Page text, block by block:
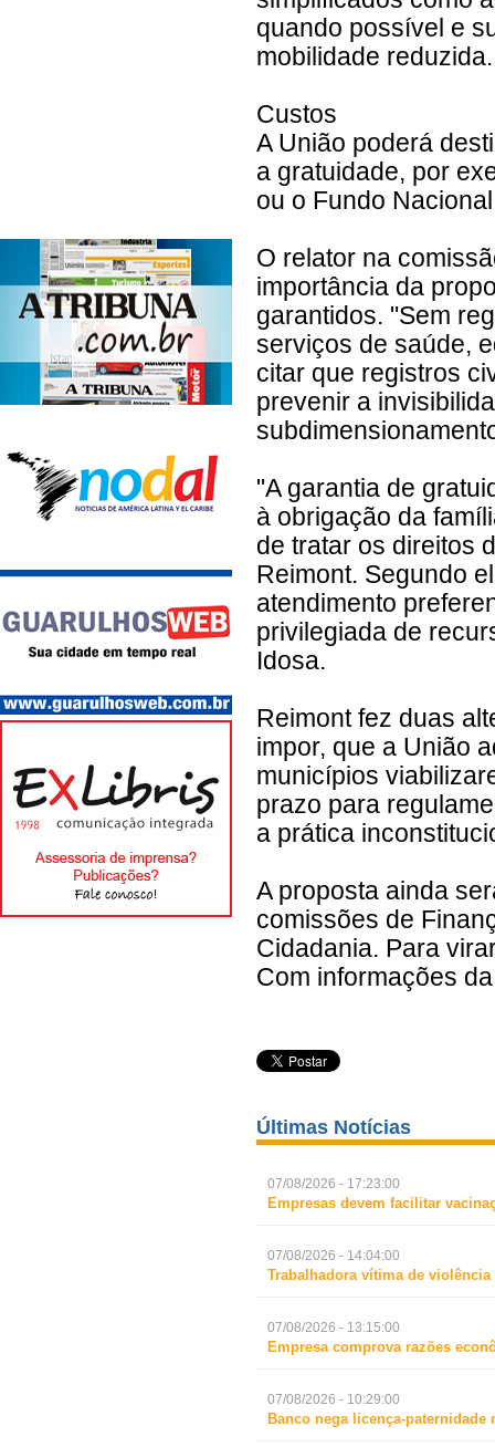
quando possível e
mobilidade reduzida.
Custos
A União poderá
a gratuidade, por
ou o Fundo
O relator na
importância da
garantidos. "Sem
serviços de saúde,
citar que registros
prevenir a
"A garantia de
à obrigação da
de tratar os direitos
Reimont. Segundo
atendimento
privilegiada de
Idosa.
Reimont fez duas
impor, que a União
municípios
prazo para
a prática
A proposta ainda
comissões de
Cidadania. Para
Com informações
Últimas Notícias
07/08/2026 - 17:23:00
Empresas devem facilitar
07/08/2026 - 14:04:00
Trabalhadora vítima de
07/08/2026 - 13:15:00
Empresa comprova razões
07/08/2026 - 10:29:00
Banco nega licença-